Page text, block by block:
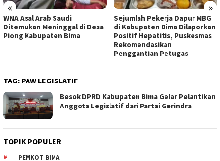
« »
WNA Asal Arab Saudi
Ditemukan Meninggal di Desa
Piong Kabupaten Bima
Sejumlah Pekerja Dapur MBG
di Kabupaten Bima Dilaporkan
Positif Hepatitis, Puskesmas
Rekomendasikan
Penggantian Petugas
TAG: PAW LEGISLATIF
Besok DPRD Kabupaten Bima Gelar Pelantikan
Anggota Legislatif dari Partai Gerindra
TOPIK POPULER
PEMKOT BIMA